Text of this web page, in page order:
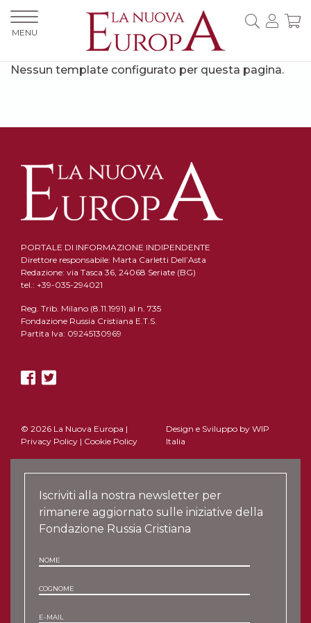
Nessun template configurato per questa pagina.
PORTALE DI INFORMAZIONE INDIPENDENTE
Direttore responsabile: Marta Carletti Dell’Asta
Redazione: via Tasca 36, 24068 Seriate (BG)
tel.: +39-035-294021
Reg. Trib. Milano (8.11.1991) al n. 735
Fondazione Russia Cristiana E.T.S.
Partita Iva: 09245130969
© 2026 La Nuova Europa |
Privacy Policy | Cookie Policy
Design e Sviluppo by WIP
Italia
Iscriviti alla nostra newsletter per
rimanere aggiornato sulle iniziative della
Fondazione Russia Cristiana
NOME
COGNOME
E-MAIL
MENU